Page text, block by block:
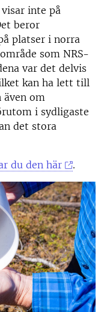
inte på
beror
platser i norra
som NRS-
var det delvis
kan ha lett till
även om
i sydligaste
det stora
du den här .